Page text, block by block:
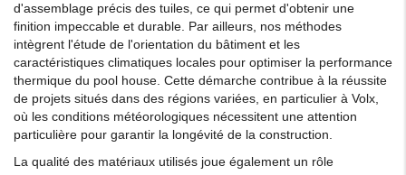
d'assemblage précis des tuiles, ce qui permet d'obtenir une
finition impeccable et durable. Par ailleurs, nos méthodes
intègrent l'étude de l'orientation du bâtiment et les
caractéristiques climatiques locales pour optimiser la performance
thermique du pool house. Cette démarche contribue à la réussite
de projets situés dans des régions variées, en particulier à Volx,
où les conditions météorologiques nécessitent une attention
particulière pour garantir la longévité de la construction.
La qualité des matériaux utilisés joue également un rôle